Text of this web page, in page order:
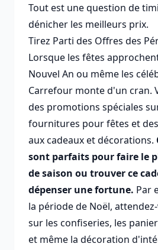
Tout est une question de
dénicher les meilleurs prix.
Tirez Parti des Offres des
Lorsque les fêtes
Nouvel An ou même les
Carrefour monte d'un cran.
des promotions spéciales
fournitures pour fêtes et
aux cadeaux et décorations.
sont parfaits pour faire le
de saison ou trouver ce
dépenser une fortune. Par
la période de Noël,
sur les confiseries, les
et même la décoration